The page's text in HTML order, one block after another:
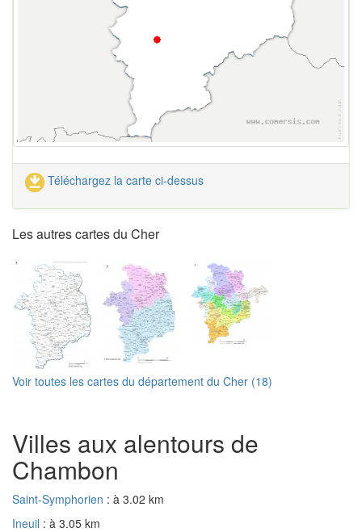
Téléchargez la carte ci-dessus
Les autres cartes du Cher
Voir toutes les cartes du département du Cher (18)
Villes aux alentours de
Chambon
Saint-Symphorien : à 3.02 km
Ineuil : à 3.05 km